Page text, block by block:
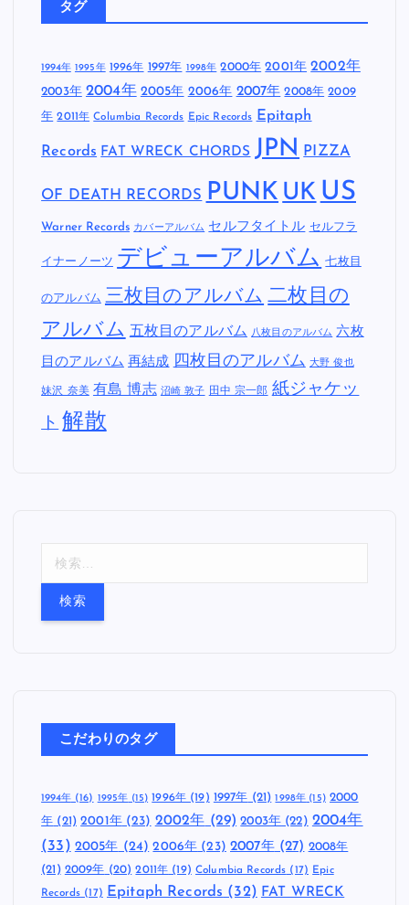
タグ
1994年 1995年 1996年 1997年 1998年 2000年 2001年 2002年
2003年 2004年 2005年 2006年 2007年 2008年 2009
年 2011年 Columbia Records Epic Records Epitaph
Records FAT WRECK CHORDS JPN PIZZA
OF DEATH RECORDS PUNK UK US
Warner Records カバーアルバム セルフタイトル セルフラ
イナーノーツ デビューアルバム 七枚目
のアルバム 三枚目のアルバム 二枚目の
アルバム 五枚目のアルバム 八枚目のアルバム 六枚
目のアルバム 再結成 四枚目のアルバム 大野 俊也
妹沢 奈美 有島 博志 沼崎 敦子 田中 宗一郎 紙ジャケッ
ト 解散
こだわりのタグ
1994年(16) 1995年 (15) 1996年(19) 1997年 (21) 1998年 (15) 2000
年 (21) 2001年(23) 2002年 (29) 2003年 (22) 2004年
(33) 2005年 (24) 2006年 (23) 2007年(27) 2008年
(21) 2009年 (20) 2011年 (19) Columbia Records (17) Epic
Records (17) Epitaph Records (32) FAT WRECK